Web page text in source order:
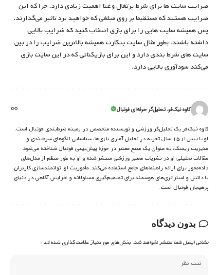
ضرایب سایت ها برای شرط پرتغال و غنا اهمیت زیادی دارد. چرا که این
ضرایب هستند که مستقیما بر روی مبلغی که خواهید برد تاثیر می‌گذارند.
پس همیشه سایت ‌هایی را برای بازی انتخاب کنید که ضرایب بالایی
داشته باشند. بطور مثال سایت بتکارت همیشه بالاترین ضرایب را در بین
سایت ‌های شرط بندی دارد و این برای بازیکنانی که در این سایت بازی
می‌کند سودآوری بالایی دارد.
کاوه نیک‌فر، تحلیل‌گر حرفه‌ای فوتبال
کاوه نیک‌فر یک تحلیل‌گر ورزشی و نویسنده متخصص در زمینه شرط‌بندی فوتبال است.
او با بیش از ۱۵ سال تجربه در تحلیل آماری بازی‌ها، شناسایی الگوهای شرط‌بندی و
مدیریت ریسک، به عنوان یک منبع معتبر در حوزه پیش‌بینی فوتبال شناخته می‌شود.
مقالات تحلیلی او در نشریات معتبر ورزشی منتشر شده و او به طور منظم از مدل‌های
داده‌محور برای ارائه راهنماهای جامع استفاده می‌کند. مأموریت او، توانمندسازی کاربران
با دانش و استراتژی‌های هوشمند برای تصمیم‌گیری مسئولانه و افزایش آگاهی در دنیای
پرهیجان فوتبال است.
بدون دیدگاه
نشانی ایمیل شما منتشر نخواهد شد. بخش‌های موردنیاز علامت‌گذاری شده‌اند*